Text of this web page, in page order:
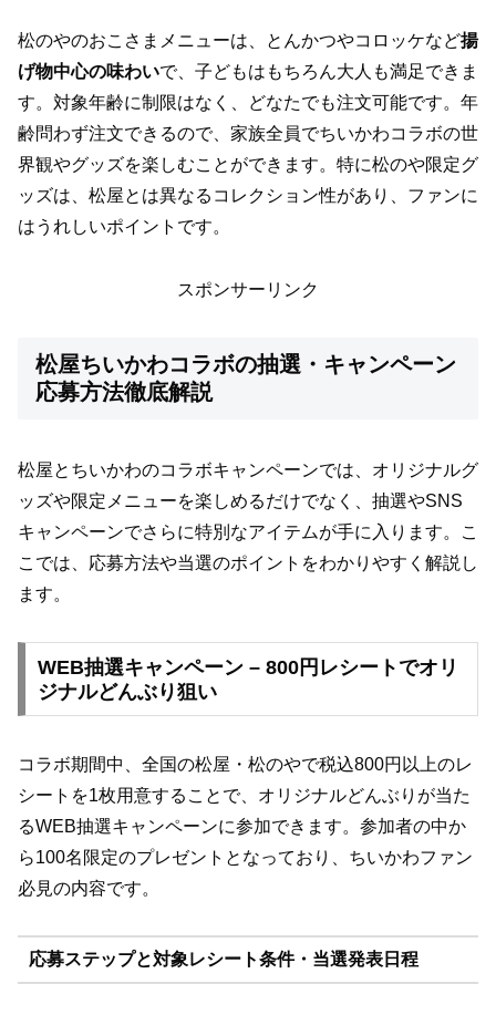
松のやのおこさまメニューは、とんかつやコロッケなど揚
げ物中心の味わいで、子どもはもちろん大人も満足できま
す。対象年齢に制限はなく、どなたでも注文可能です。年
齢問わず注文できるので、家族全員でちいかわコラボの世
界観やグッズを楽しむことができます。特に松のや限定グ
ッズは、松屋とは異なるコレクション性があり、ファンに
はうれしいポイントです。
スポンサーリンク
松屋ちいかわコラボの抽選・キャンペーン
応募方法徹底解説
松屋とちいかわのコラボキャンペーンでは、オリジナルグ
ッズや限定メニューを楽しめるだけでなく、抽選やSNS
キャンペーンでさらに特別なアイテムが手に入ります。こ
こでは、応募方法や当選のポイントをわかりやすく解説し
ます。
WEB抽選キャンペーン – 800円レシートでオリ
ジナルどんぶり狙い
コラボ期間中、全国の松屋・松のやで税込800円以上のレ
シートを1枚用意することで、オリジナルどんぶりが当た
るWEB抽選キャンペーンに参加できます。参加者の中か
ら100名限定のプレゼントとなっており、ちいかわファン
必見の内容です。
応募ステップと対象レシート条件・当選発表日程